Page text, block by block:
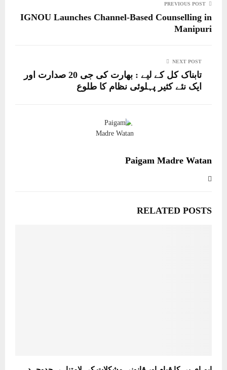
A
pp
ok
r
In
PREVIOUS POST
IGNOU Launches Channel-Based Counselling in
Manipuri
NEXT POST
تابناک کل کے لیے : بھارت کی جی 20 صدارت اور
ایک نئے کثیر پہلوئی نظام کا طلوع
Paigam Madre Watan
RELATED POSTS